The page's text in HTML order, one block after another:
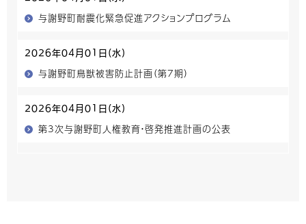
与謝野町耐震化緊急促進アクションプログラム
2026年04月01日(水)
与謝野町鳥獣被害防止計画（第7期）
2026年04月01日(水)
第3次与謝野町人権教育・啓発推進計画の公表